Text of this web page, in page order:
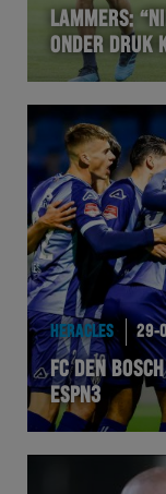
Foundation
Herakids
Team Zwart Wit
Futsal
eSports
Academie
LAMMERS:
ONDER DRUK
HERACLES 29-
FC DEN
ESPN3